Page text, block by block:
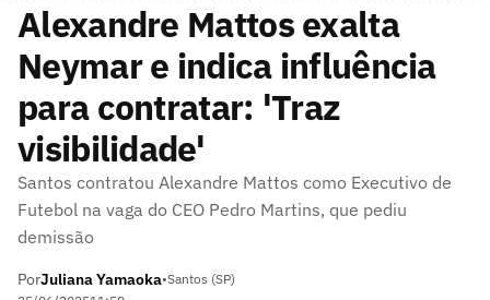
Alexandre Mattos exalta
Neymar e indica influência
para contratar: 'Traz
visibilidade'
Santos contratou Alexandre Mattos como Executivo de
Futebol na vaga do CEO Pedro Martins, que pediu
demissão
PorJuliana Yamaoka•Santos (SP)